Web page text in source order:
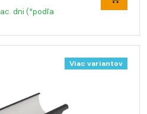
dni (*podľa
Viac variantov